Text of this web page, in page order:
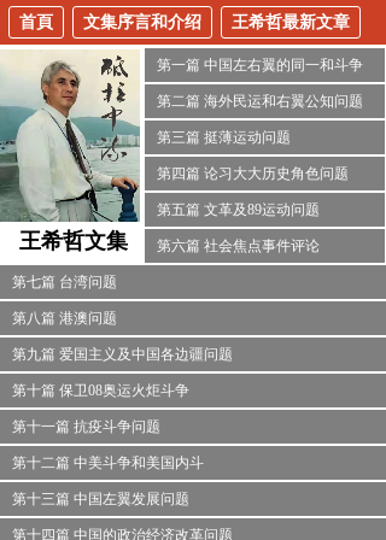
首頁 文集序言和介绍 王希哲最新文章
第一篇 中国左右翼的同一和斗争
第二篇 海外民运和右翼公知问题
第三篇 挺薄运动问题
第四篇 论习大大历史角色问题
第五篇 文革及89运动问题
王希哲文集 第六篇 社会焦点事件评论
第七篇 台湾问题
第八篇 港澳问题
第九篇 爱国主义及中国各边疆问题
第十篇 保卫08奥运火炬斗争
第十一篇 抗疫斗争问题
第十二篇 中美斗争和美国内斗
第十三篇 中国左翼发展问题
第十四篇 中国的政治经济改革问题